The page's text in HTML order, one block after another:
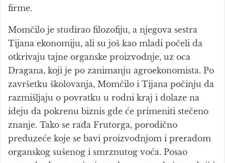
firme.
Momčilo je studirao filozofiju, a njegova sestra
Tijana ekonomiju, ali su još kao mladi počeli da
otkrivaju tajne organske proizvodnje, uz oca
Dragana, koji je po zanimanju agroekonomista. Po
završetku školovanja, Momčilo i Tijana počinju da
razmišljaju o povratku u rodni kraj i dolaze na
ideju da pokrenu biznis gde će primeniti stečeno
znanje. Tako se rađa Frutorga, porodično
preduzeće koje se bavi proizvodnjom i preradom
organskog sušenog i smrznutog voća. Posao